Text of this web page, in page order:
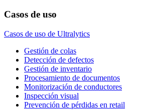
Casos de uso
Casos de uso de Ultralytics
Gestión de colas
Detección de defectos
Gestión de inventario
Procesamiento de documentos
Monitorización de conductores
Inspección visual
Prevención de pérdidas en retail